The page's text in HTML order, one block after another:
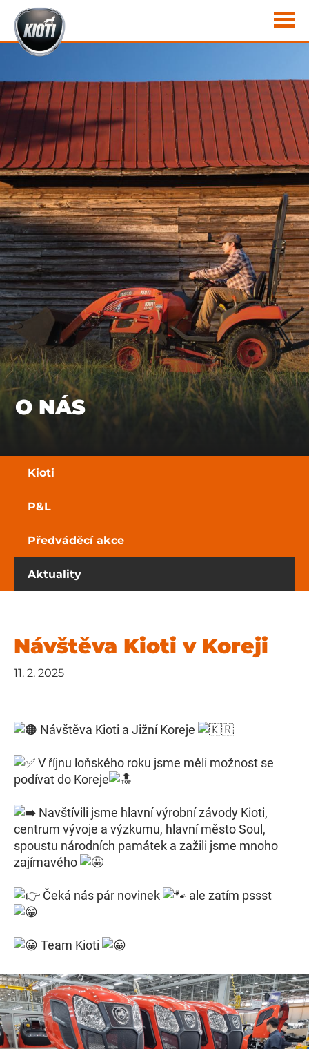
O NÁS
Kioti
P&L
Předváděcí akce
Aktuality
Návštěva Kioti v Koreji
11. 2. 2025
Návštěva Kioti a Jižní Koreje
V říjnu loňského roku jsme měli možnost se
podívat do Koreje
Navštívili jsme hlavní výrobní závody Kioti,
centrum vývoje a výzkumu, hlavní město Soul,
spoustu národních památek a zažili jsme mnoho
zajímavého
Čeká nás pár novinek ale zatím pssst
Team Kioti